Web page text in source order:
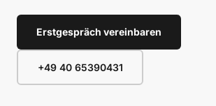
Erstgespräch vereinbaren
+49 40 65390431